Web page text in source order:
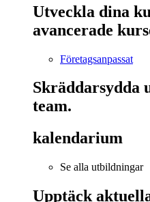
Utveckla dina
avancerade
Företagsanpassat
team.
kalendarium
Se alla utbildningar
Upptäck